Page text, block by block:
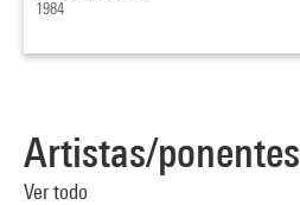
1984
Artistas/ponentes
Ver todo